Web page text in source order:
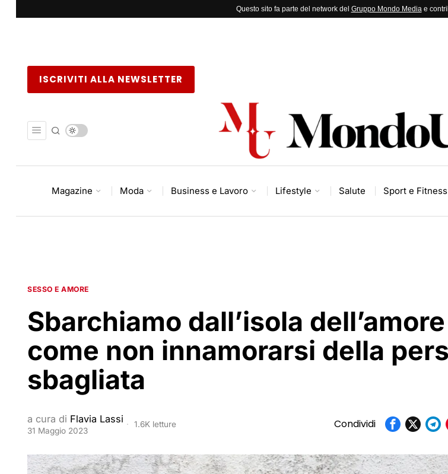
Questo sito fa parte del network del Gruppo Mondo Mediae
ISCRIVITI ALLA NEWSLETTER
Magazine Moda Business e Lavoro Lifestyle Salute Sport e Fitness
SESSO E AMORE
Sbarchiamo dall’isola
come non innamorarsi della
sbagliata
a cura di Flavia Lassi
31 Maggio 2023
1.6K letture Condividi